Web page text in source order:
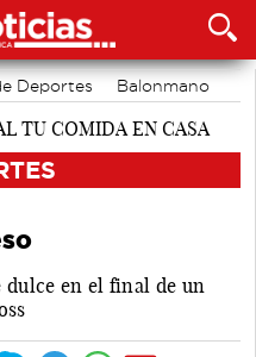
Deportes
Balonmano
en el final de un